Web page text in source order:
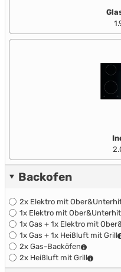
Backofen
2x Elektro mit
1x Elektro mit
1x Gas + 1x Elektro mit
1x Gas + 1x Heißluft mit Grill
2x Gas-Backöfen
2x Heißluft mit Grill